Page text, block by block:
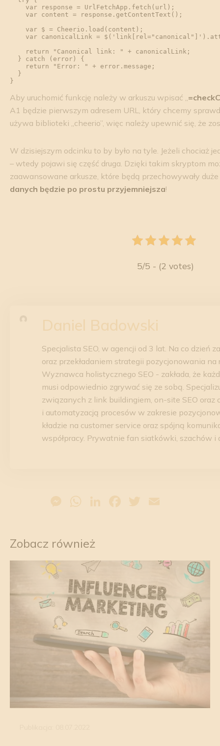
Messenger
WhatsApp
LinkedIn
Facebook
Twitter
Aby uruchomić funkcję należy w arkuszu wpisać „
A1 będzie pierwszym adresem URL, który chcemy
używa biblioteki „cheerio”, więc należy upewnić się, że
W dzisiejszym odcinku to by było na tyle. Jeżeli chociaż
– wtedy pojawi się część druga. Dzięki takim skryptom
zaawansowane arkusze, które będą przechowywały
danych będzie po prostu przyjemniejsza!
5/5 - (2 votes)
Daniel Badowski
Specjalista SEO, w agencji od 3 lat. Na co dzień
oraz przekładaniem strategii pozycjonowania
Wyznawca holistycznego SEO - zakłada, że
musi odpowiednio zgrywać się ze sobą.
związanych z link buildingiem, on-site SEO oraz
i automatyzacją procesów w zakresie
kładzie na customer service oraz spójną
współpracy. Prywatnie fan siatkówki, szachów i
Zobacz również